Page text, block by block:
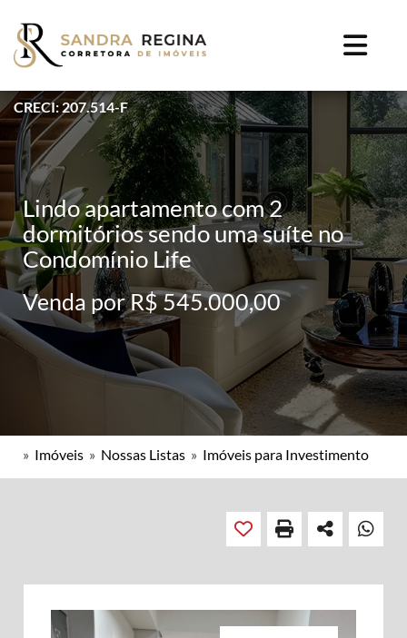
CRECI: 207.514-F
Lindo apartamento com 2
dormitórios sendo uma suíte no
Condomínio Life
Venda por R$ 545.000,00
» Imóveis » Nossas Listas » Imóveis para Investimento